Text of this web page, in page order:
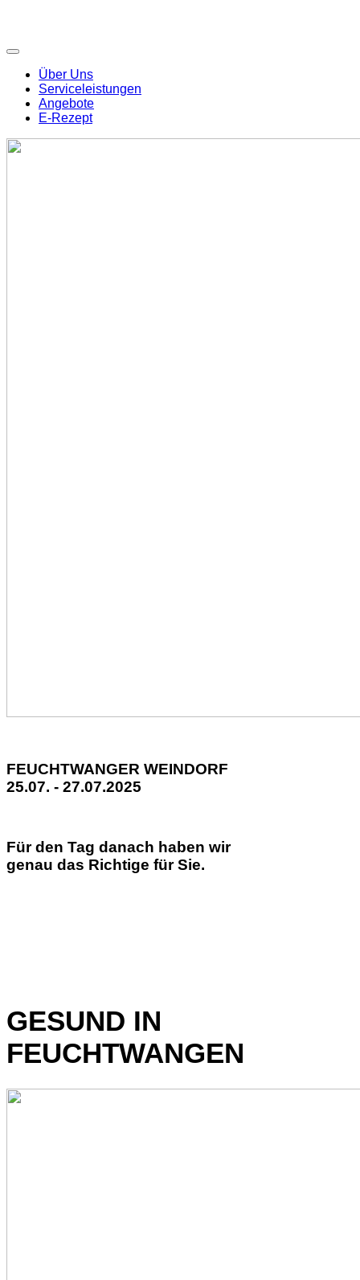
Über Uns
Serviceleistungen
Angebote
E-Rezept
FEUCHTWANGER WEINDORF
25.07. - 27.07.2025
Für den Tag danach haben wir
genau das Richtige für Sie.
GESUND IN
FEUCHTWANGEN